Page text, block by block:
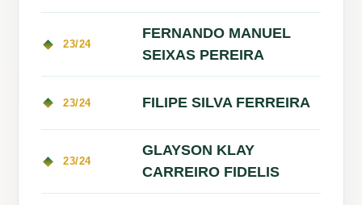
23/24
FERNANDO MANUEL
SEIXAS PEREIRA
23/24 FILIPE SILVA FERREIRA
23/24
GLAYSON KLAY
CARREIRO FIDELIS